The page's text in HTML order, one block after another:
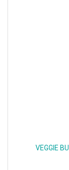
VEGGIE